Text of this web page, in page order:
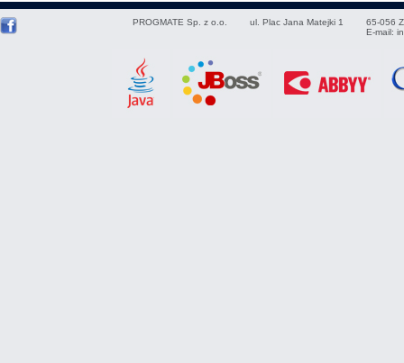
PROGMATE Sp. z o.o. ul. Plac Jana Matejki 1 65-056
E-mail: